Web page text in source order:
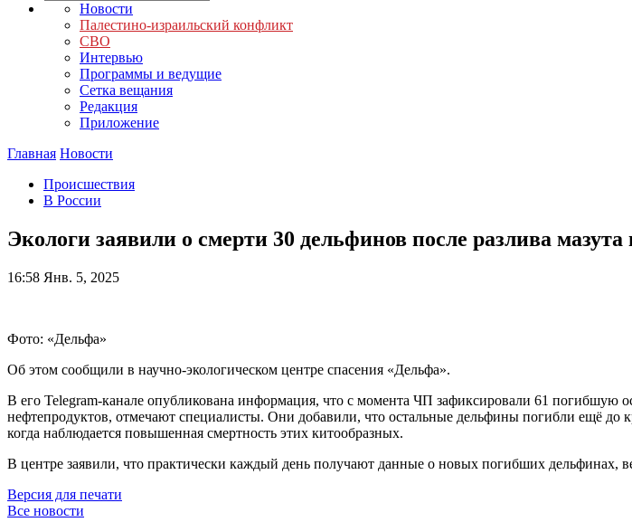
Новости
Палестино-израильский конфликт
СВО
Интервью
Программы и ведущие
Сетка вещания
Редакция
Приложение
Главная Новости
Происшествия
В России
Экологи заявили о смерти 30 дельфинов после разлива
16:58 Янв. 5, 2025
Фото: «Дельфа»
Об этом сообщили в научно-экологическом центре спасения «Дельфа».
В его Telegram-канале опубликована информация, что с момента ЧП зафиксировали 61 погибшую
нефтепродуктов, отмечают специалисты. Они добавили, что остальные дельфины погибли ещё
когда наблюдается повышенная смертность этих китообразных.
В центре заявили, что практически каждый день получают данные о новых погибших дельфинах,
Версия для печати
Все новости